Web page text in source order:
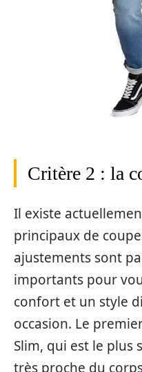
Critère 2 : la
Il existe
principaux de
ajustements sont
importants pour
confort et un style
occasion. Le
Slim, qui est le plus
très proche du